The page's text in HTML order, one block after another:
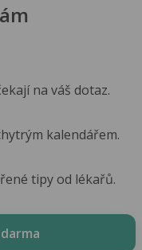
na váš dotaz.
kalendářem.
tipy od lékařů.